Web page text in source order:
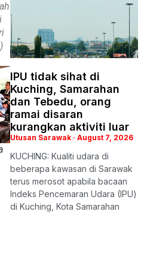
IPU tidak sihat di
Kuching, Samarahan
dan Tebedu, orang
ramai disaran
kurangkan aktiviti luar
Utusan Sarawak August 7, 2026
KUCHING: Kualiti udara di
beberapa kawasan di Sarawak
terus merosot apabila bacaan
Indeks Pencemaran Udara (IPU)
di Kuching, Kota Samarahan